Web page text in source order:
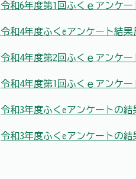
令和6年度第1回ふくｅアンケー
令和4年度ふくeアンケート結果
令和4年度第2回ふくｅアンケー
令和4年度第1回ふくｅアンケ
令和3年度ふくeアンケートの結
令和3年度ふくeアンケートの結